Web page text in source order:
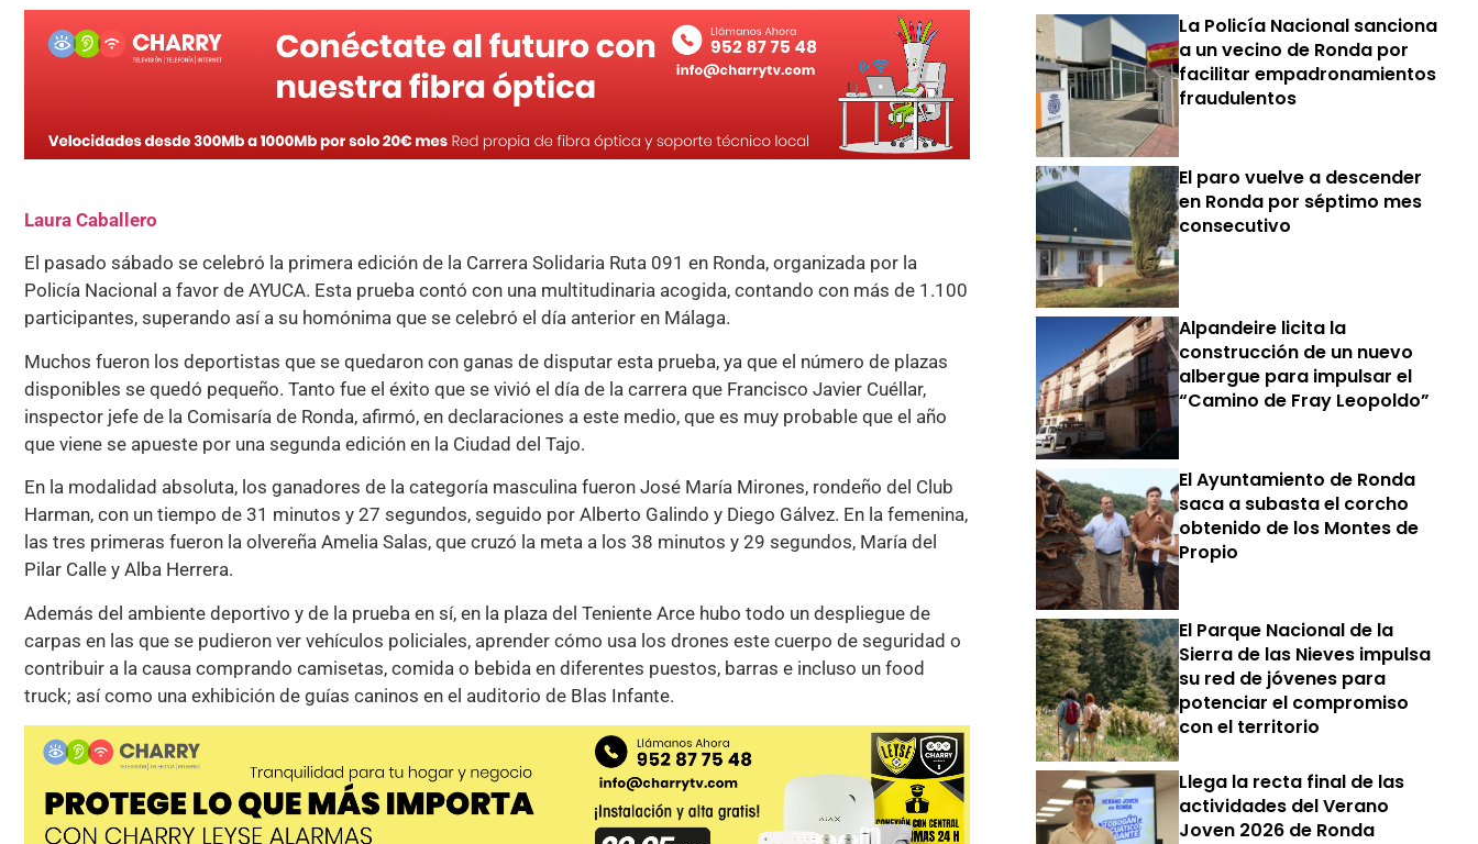
Laura Caballero
El pasado sábado se celebró la primera edición de la Carrera Solidaria Ruta 091 en Ronda, organizada por la
Policía Nacional a favor de AYUCA. Esta prueba contó con una multitudinaria acogida, contando con más de 1.100
participantes, superando así a su homónima que se celebró el día anterior en Málaga.
Muchos fueron los deportistas que se quedaron con ganas de disputar esta prueba, ya que el número de plazas
disponibles se quedó pequeño. Tanto fue el éxito que se vivió el día de la carrera que Francisco Javier Cuéllar,
inspector jefe de la Comisaría de Ronda, afirmó, en declaraciones a este medio, que es muy probable que el año
que viene se apueste por una segunda edición en la Ciudad del Tajo.
En la modalidad absoluta, los ganadores de la categoría masculina fueron José María Mirones, rondeño del Club
Harman, con un tiempo de 31 minutos y 27 segundos, seguido por Alberto Galindo y Diego Gálvez. En la femenina,
las tres primeras fueron la olvereña Amelia Salas, que cruzó la meta a los 38 minutos y 29 segundos, María del
Pilar Calle y Alba Herrera.
Además del ambiente deportivo y de la prueba en sí, en la plaza del Teniente Arce hubo todo un despliegue de
carpas en las que se pudieron ver vehículos policiales, aprender cómo usa los drones este cuerpo de seguridad o
contribuir a la causa comprando camisetas, comida o bebida en diferentes puestos, barras e incluso un food
truck; así como una exhibición de guías caninos en el auditorio de Blas Infante.
La Policía Nacional sanciona
a un vecino de Ronda por
facilitar empadronamientos
fraudulentos
El paro vuelve a descender
en Ronda por séptimo mes
consecutivo
Alpandeire licita la
construcción de un nuevo
albergue para impulsar el
“Camino de Fray Leopoldo”
El Ayuntamiento de Ronda
saca a subasta el corcho
obtenido de los Montes de
Propio
El Parque Nacional de la
Sierra de las Nieves impulsa
su red de jóvenes para
potenciar el compromiso
con el territorio
Llega la recta final de las
actividades del Verano
Joven 2026 de Ronda